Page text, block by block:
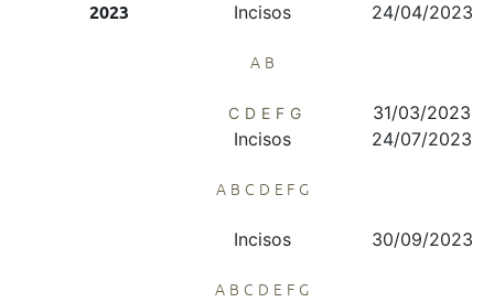
2023 Incisos
A B
24/04/2023
C D E F G
31/03/2023
Incisos
A B C D E F G
24/07/2023
Incisos
A B C D E F G
30/09/2023